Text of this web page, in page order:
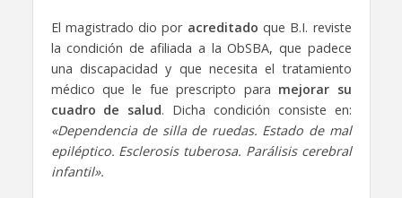
El magistrado dio por acreditado que B.I. reviste
la condición de afiliada a la ObSBA, que padece
una discapacidad y que necesita el tratamiento
médico que le fue prescripto para mejorar su
cuadro de salud. Dicha condición consiste en:
«Dependencia de silla de ruedas. Estado de mal
epiléptico. Esclerosis tuberosa. Parálisis cerebral
infantil».